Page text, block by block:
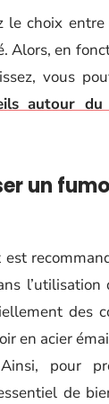
le choix
Alors, en
vous
autour
un
l’utilisation
des
en acier
pour
de